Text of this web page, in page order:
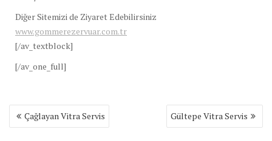
Diğer Sitemizi de Ziyaret Edebilirsiniz
www.gommerezervuar.com.tr
[/av_textblock]
[/av_one_full]
Yazı
gezinmesi
Çağlayan Vitra Servis Gültepe Vitra Servis